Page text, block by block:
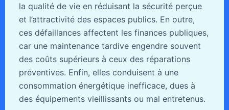
la qualité de vie en réduisant la sécurité perçue
et l’attractivité des espaces publics. En outre,
ces défaillances affectent les finances publiques,
car une maintenance tardive engendre souvent
des coûts supérieurs à ceux des réparations
préventives. Enfin, elles conduisent à une
consommation énergétique inefficace, dues à
des équipements vieillissants ou mal entretenus.